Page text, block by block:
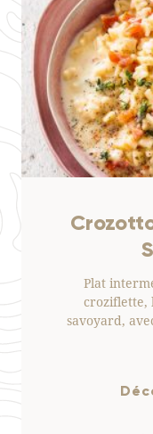
Plat
croziflette,
savoyard,